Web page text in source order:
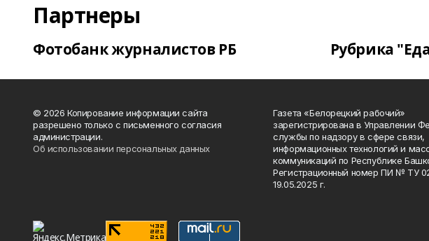
Партнеры
Фотобанк журналистов РБ Рубрика
© 2026 Копирование информации сайта
разрешено только с письменного согласия
администрации.
Об использовании персональных данных
Газета «Белорецкий рабочий»
зарегистрирована в Управлении
службы по надзору в сфере связи,
информационных технологий и
коммуникаций по Республике
Регистрационный номер ПИ № ТУ
19.05.2025 г.